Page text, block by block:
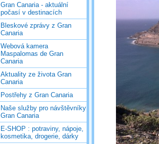
Gran Canaria - aktuální
počasí v destinacích
Bleskové zprávy z Gran
Canaria
Webová kamera
Maspalomas de Gran
Canaria
Aktuality ze života Gran
Canaria
Postřehy z Gran Canaria
Naše služby pro návštěvníky
Gran Canaria
E-SHOP : potraviny, nápoje,
kosmetika, drogerie, dárky